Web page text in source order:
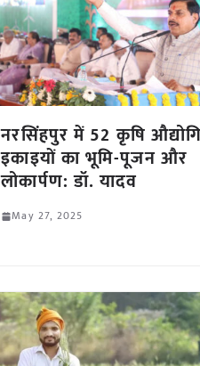
नरसिंहपुर में 52 कृषि
इकाइयों का भूमि-पूजन और
लोकार्पण: डॉ. यादव
May 27, 2025